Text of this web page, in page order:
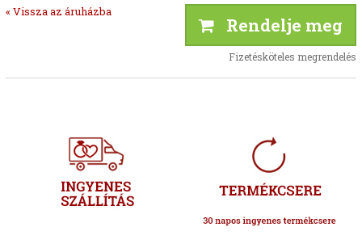
« Vissza az áruházba
Rendelje meg
Fizetésköteles megrendelés